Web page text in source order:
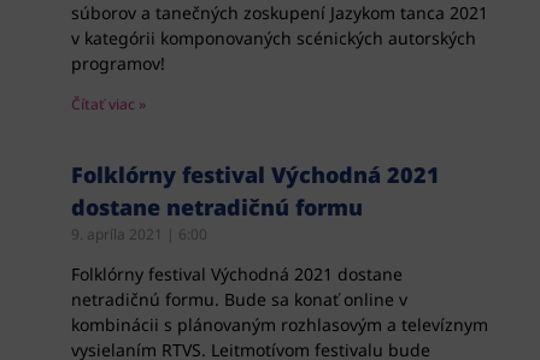
súborov a tanečných zoskupení Jazykom tanca 2021
v kategórii komponovaných scénických autorských
programov!
Čítať viac »
Folklórny festival Východná 2021
dostane netradičnú formu
9. apríla 2021 6:00
Folklórny festival Východná 2021 dostane
netradičnú formu. Bude sa konať online v
kombinácii s plánovaným rozhlasovým a televíznym
vysielaním RTVS. Leitmotívom festivalu bude